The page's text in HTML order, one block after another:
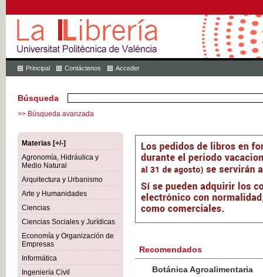
Principal Contáctenos Acceder
Búsqueda
>> Búsqueda avanzada
Materias [+/-]
Agronomía, Hidráulica y
Medio Natural
Arquitectura y Urbanismo
Arte y Humanidades
Ciencias
Ciencias Sociales y Jurídicas
Economía y Organización de
Empresas
Informática
Ingeniería Civil
Recomendados
Botánica Agroalimentaria